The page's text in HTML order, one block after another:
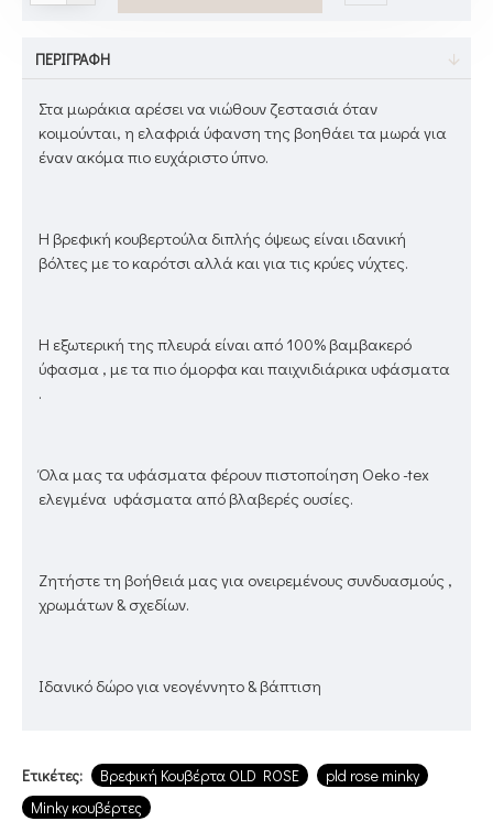
ΠΕΡΙΓΡΑΦΉ
Στα μωράκια αρέσει να νιώθουν ζεστασιά όταν
κοιμούνται, η ελαφριά ύφανση της βοηθάει τα μωρά για
έναν ακόμα πιο ευχάριστο ύπνο.
Η βρεφική κουβερτούλα διπλής όψεως είναι ιδανική
βόλτες με το καρότσι αλλά και για τις κρύες νύχτες.
Η εξωτερική της πλευρά είναι από 100% βαμβακερό
ύφασμα , με τα πιο όμορφα και παιχνιδιάρικα υφάσματα
.
Όλα μας τα υφάσματα φέρουν πιστοποίηση Oeko -tex
ελεγμένα υφάσματα από βλαβερές ουσίες.
Ζητήστε τη βοήθειά μας για ονειρεμένους συνδυασμούς ,
χρωμάτων & σχεδίων.
Ιδανικό δώρο για νεογέννητο & βάπτιση
Ετικέτες: Βρεφική Κουβέρτα ΟLD ROSE
pld rose minky
Minky κουβέρτες